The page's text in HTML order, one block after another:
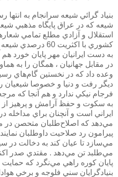
بنياد گرائي شيعه سرانجام به انتها
شيعه كه در عراق پايگاه مذهبي
استقلال و آزادي مطلع تمامي
كشوري با اكثريت
در مقابل جهانيان ، همگان را به
وعده داد كه در نخستين گام‌هاي
ديگر رفت و دنيا و خصوصا شيعيان
فرجام نيكي ندارد و هم آنجا كه
به سكوت و حفظ آرامش و پرهيز از
ايراني است و آنچنان براي
مي‌دهد كه اصلاح‌طلبان متحصن
پيرامون رد صلاحيت داوطلبان
مي‌سازد تا عيان كند به دخالت در
مي‌طلبد تن مي‌دهد . مقتدي صدر
پايان كوره راهي مي‌نگرد كه
بنيادگرايان سني فلوجه و برخي